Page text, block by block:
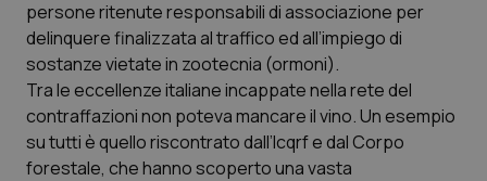
Piemonte
Provincia Autonoma di Bolzano
Provincia Autonoma di Trento
HIV
Infezioni & Febbre
Ipertensione & Scompenso
persone ritenute responsabili di associazione per
delinquere finalizzata al traffico ed all’impiego di
sostanze vietate in zootecnia (ormoni).
Tra le eccellenze italiane incappate nella rete del
contraffazioni non poteva mancare il vino. Un esempio
su tutti è quello riscontrato dall’Icqrf e dal Corpo
forestale, che hanno scoperto una vasta